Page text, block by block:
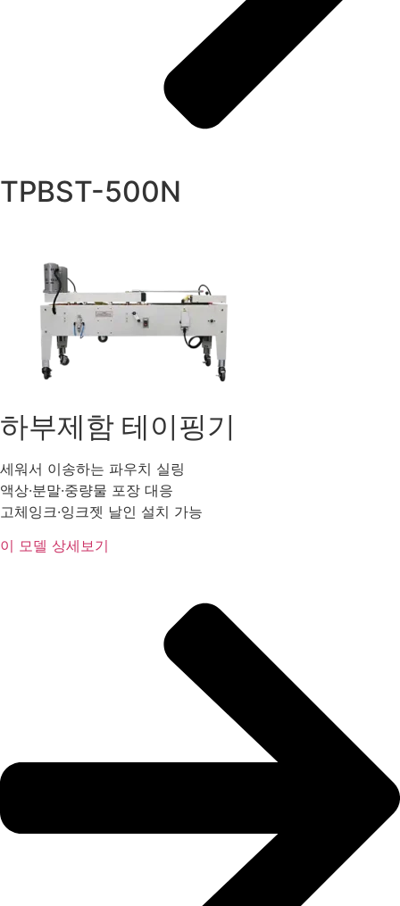
TPBST-500N
하부제함 테이핑기
세워서 이송하는 파우치 실링
액상·분말·중량물 포장 대응
고체잉크·잉크젯 날인 설치 가능
이 모델 상세보기